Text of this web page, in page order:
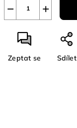
+
−
Zeptat se Sdílet